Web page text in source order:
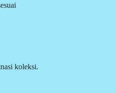
koleksi.